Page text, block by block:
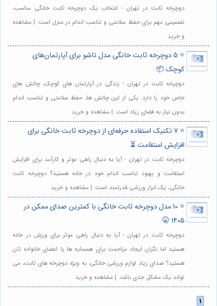
دوچرخه ثابت در تهران - انتخاب یک دوچرخه ثابت خانگی مناسب،
تصمیمی مهم برای حفظ سلامتی و تناسب اندام در منزل است. | مشاهده
و خرید
⭐️ 5 دوچرخه ثابت خانگی مدل تاشو برای آپارتمان‌های
کوچک 📦
دوچرخه ثابت در تهران - زندگی در آپارتمان های کوچک، چالش های
خاص خود را دارد. یکی از این چالش ها، حفظ سلامتی و تناسب اندام
بدون نیاز به فضای زیاد است. | مشاهده و خرید
⭐️ 7 تکنیک استفاده حرفه‌ای از دوچرخه ثابت خانگی برای
افزایش استقامت ⏳
دوچرخه ثابت در تهران - آیا به دنبال راهی موثر و کارآمد برای افزایش
استقامت و بهبود تناسب اندام خود در خانه هستید؟ دوچرخه ثابت
خانگی، یک ابزار ورزشی قدرتمند است. | مشاهده و خرید
⭐️ 10 مدل دوچرخه ثابت خانگی با کمترین صدای ممکن در
1405 🤫
دوچرخه ثابت در تهران - آیا به دنبال راهی موثر برای ورزش در خانه
هستید اما نگران ایجاد مزاحمت برای همسایه ها یا اعضای خانواده تان
هستید؟ صدای زیاد لوازم ورزشی خانگی، به ویژه دوچرخه های ثابت، می
تواند یک مشکل جدی باشد. | مشاهده و خرید